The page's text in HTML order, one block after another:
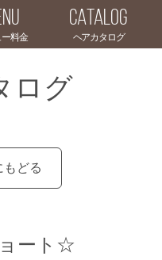
CATALOG
もどる
ート☆